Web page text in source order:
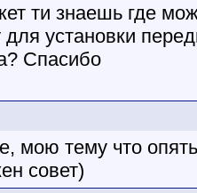
ти знаешь где
установки
Спасибо
мою тему что
совет)